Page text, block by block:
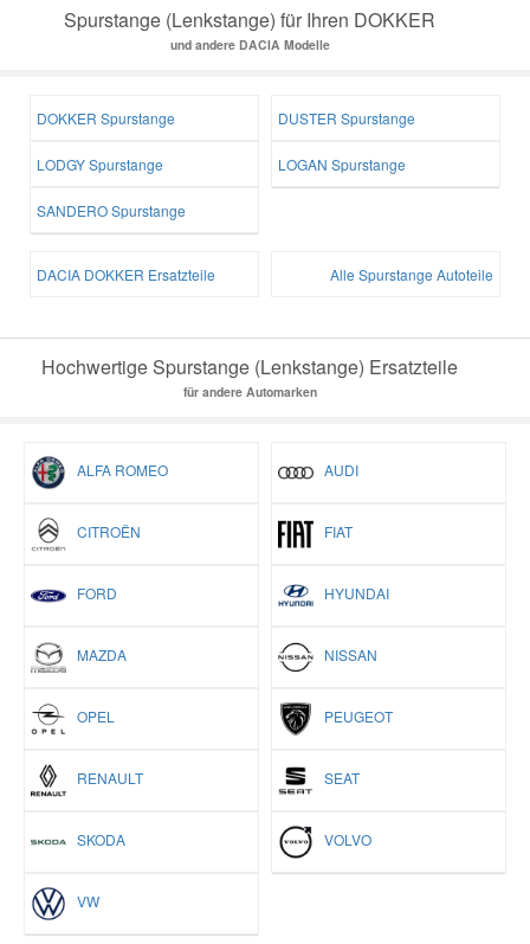
Spurstange (Lenkstange) für Ihren DOKKER
und andere DACIA Modelle
DOKKER Spurstange DUSTER Spurstange
LODGY Spurstange LOGAN Spurstange
SANDERO Spurstange
DACIA DOKKER Ersatzteile Alle Spurstange Autoteile
Hochwertige Spurstange (Lenkstange) Ersatzteile
für andere Automarken
ALFA ROMEO AUDI
CITROËN FIAT
FORD HYUNDAI
MAZDA NISSAN
OPEL PEUGEOT
RENAULT SEAT
SKODA VOLVO
VW